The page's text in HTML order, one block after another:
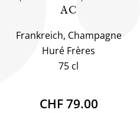
AC
Frankreich, Champagne
Huré Frères
75 cl
CHF 79.00